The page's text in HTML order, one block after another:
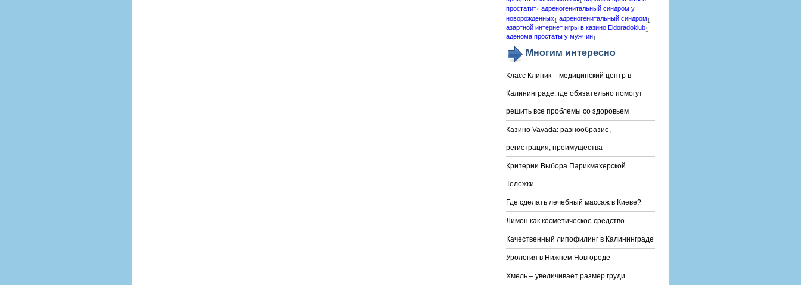
1
простатит1 адреногенитальный синдром у
новорожденных 1 адреногенитальный синдром 1
азартной интернет игры в казино Eldoradoklub1
аденома простаты у мужчин1
Многим интересно
Класс Клиник – медицинский центр в
Калининграде, где обязательно помогут
решить все проблемы со здоровьем
Казино Vavada: разнообразие,
регистрация, преимущества
Критерии Выбора Парикмахерской
Тележки
Где сделать лечебный массаж в Киеве?
Лимон как косметическое средство
Качественный липофилинг в Калининграде
Урология в Нижнем Новгороде
Хмель – увеличивает размер груди.